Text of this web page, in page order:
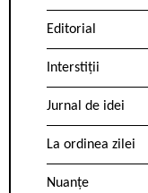
Editorial
Interstiții
Jurnal de idei
La ordinea zilei
Nuanțe